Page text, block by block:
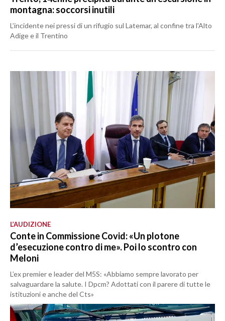
montagna: soccorsi inutili
L’incidente nei pressi di un rifugio sul Latemar, al confine tra l'Alto
Adige e il Trentino
L’AUDIZIONE
Conte in Commissione Covid: «Un plotone
d’esecuzione contro di me». Poi lo scontro con
Meloni
L’ex premier e leader del M5S: «Abbiamo sempre lavorato per
salvaguardare la salute. I Dpcm? Adottati con il parere di tutte le
istituzioni e anche del Cts»